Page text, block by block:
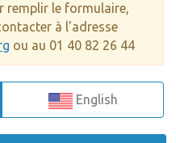
remplir le formulaire,
à l'adresse
ou au 01 40 82 26 44
English